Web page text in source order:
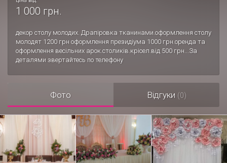
1 000 грн.
декор столу молодих. Драпіровка тканинами.оформлення столу
молодят 1200 грн оформлення президіума 1000 грн.оренда та
оформлення весільних арок.столиків.крісел.від 500 грн...За
деталями звертайтесь по телефону
Фото Відгуки (0)